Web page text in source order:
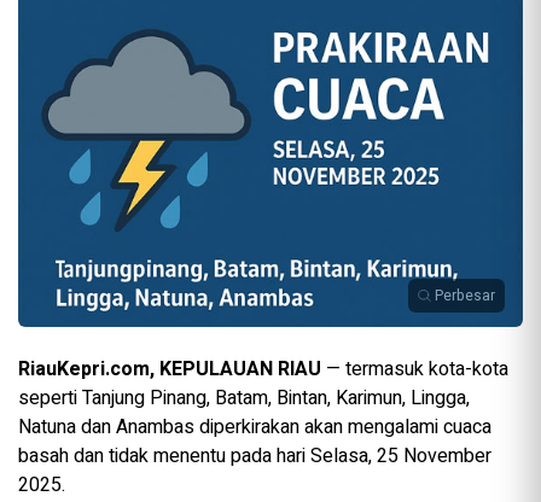
Perbesar
RiauKepri.com, KEPULAUAN RIAU — termasuk kota-kota
seperti Tanjung Pinang, Batam, Bintan, Karimun, Lingga,
Natuna dan Anambas diperkirakan akan mengalami cuaca
basah dan tidak menentu pada hari Selasa, 25 November
2025.